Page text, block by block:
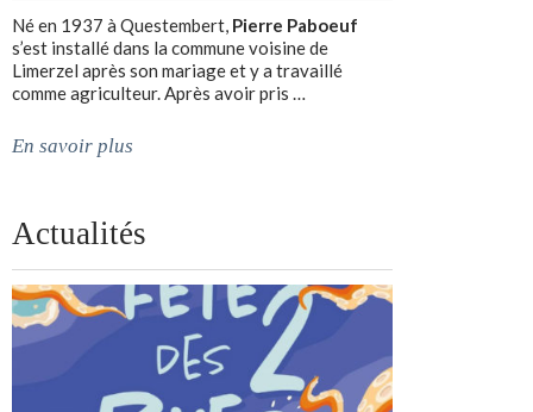
Né en 1937 à Questembert, Pierre Paboeuf
s’est installé dans la commune voisine de
Limerzel après son mariage et y a travaillé
comme agriculteur. Après avoir pris …
En savoir plus
Actualités